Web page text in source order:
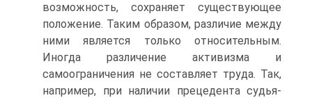
возможность, сохраняет существующее
положение. Таким образом, различие между
ними является только относительным.
Иногда различение активизма и
самоограничения не составляет труда. Так,
например, при наличии прецедента судья-